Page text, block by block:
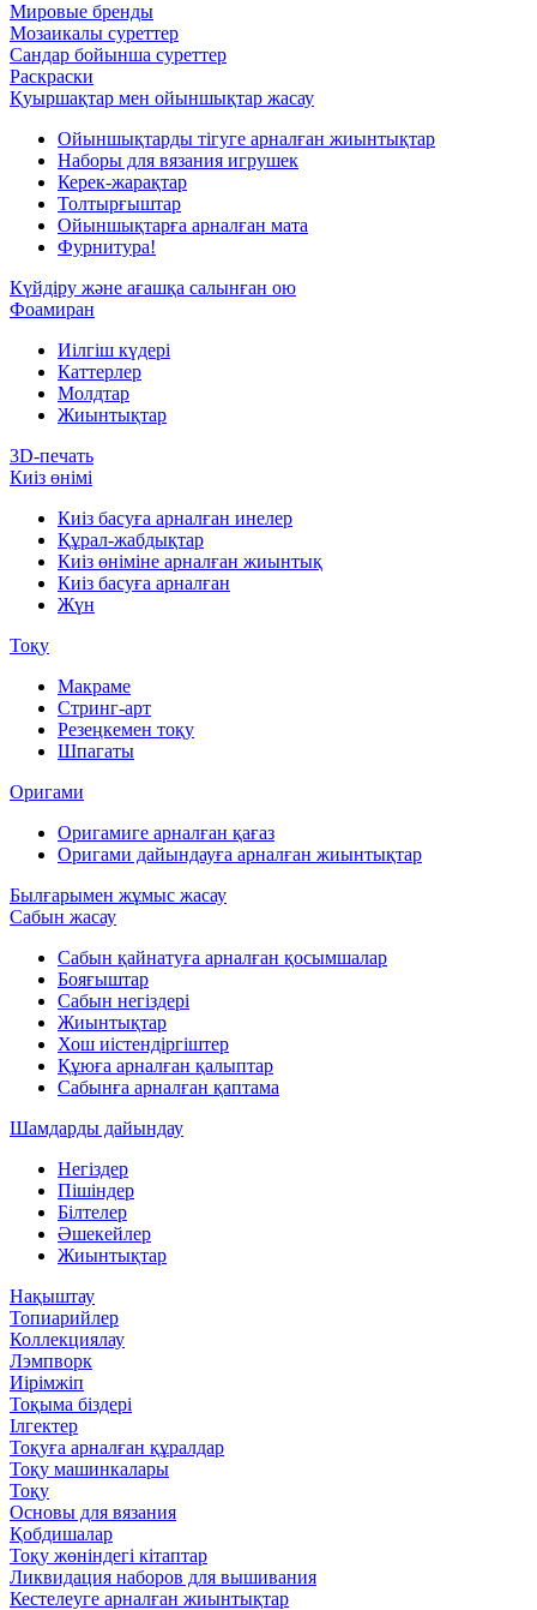
Мировые бренды
Мозаикалы суреттер
Сандар бойынша суреттер
Раскраски
Қуыршақтар мен ойыншықтар жасау
Ойыншықтарды тігуге арналған жиынтықтар
Наборы для вязания игрушек
Керек-жарақтар
Толтырғыштар
Ойыншықтарға арналған мата
Фурнитура!
Күйдіру және ағашқа салынған ою
Фоамиран
Иілгіш күдері
Каттерлер
Молдтар
Жиынтықтар
3D-печать
Киіз өнімі
Киіз басуға арналған инелер
Құрал-жабдықтар
Киіз өніміне арналған жиынтық
Киіз басуға арналған
Жүн
Тоқу
Макраме
Стринг-арт
Резеңкемен тоқу
Шпагаты
Оригами
Оригамиге арналған қағаз
Оригами дайындауға арналған жиынтықтар
Былғарымен жұмыс жасау
Сабын жасау
Сабын қайнатуға арналған қосымшалар
Бояғыштар
Сабын негіздері
Жиынтықтар
Хош иістендіргіштер
Құюға арналған қалыптар
Сабынға арналған қаптама
Шамдарды дайындау
Негіздер
Пішіндер
Білтелер
Әшекейлер
Жиынтықтар
Нақыштау
Топиарийлер
Коллекциялау
Лэмпворк
Иірімжіп
Тоқыма біздері
Ілгектер
Тоқуға арналған құралдар
Тоқу машинкалары
Тоқу
Основы для вязания
Қобдишалар
Тоқу жөніндегі кітаптар
Ликвидация наборов для вышивания
Кестелеуге арналған жиынтықтар